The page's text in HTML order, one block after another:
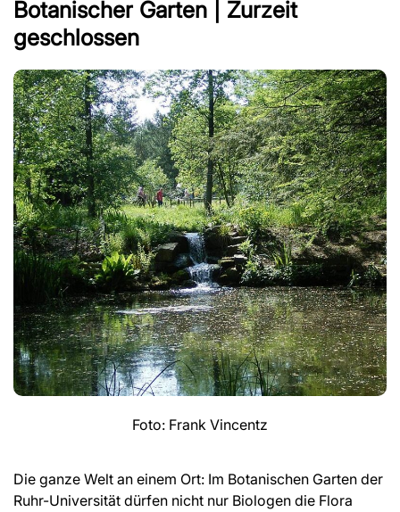
Botanischer Garten | Zurzeit
geschlossen
Foto: Frank Vincentz
Die ganze Welt an einem Ort: Im Botanischen Garten der
Ruhr-Universität dürfen nicht nur Biologen die Flora